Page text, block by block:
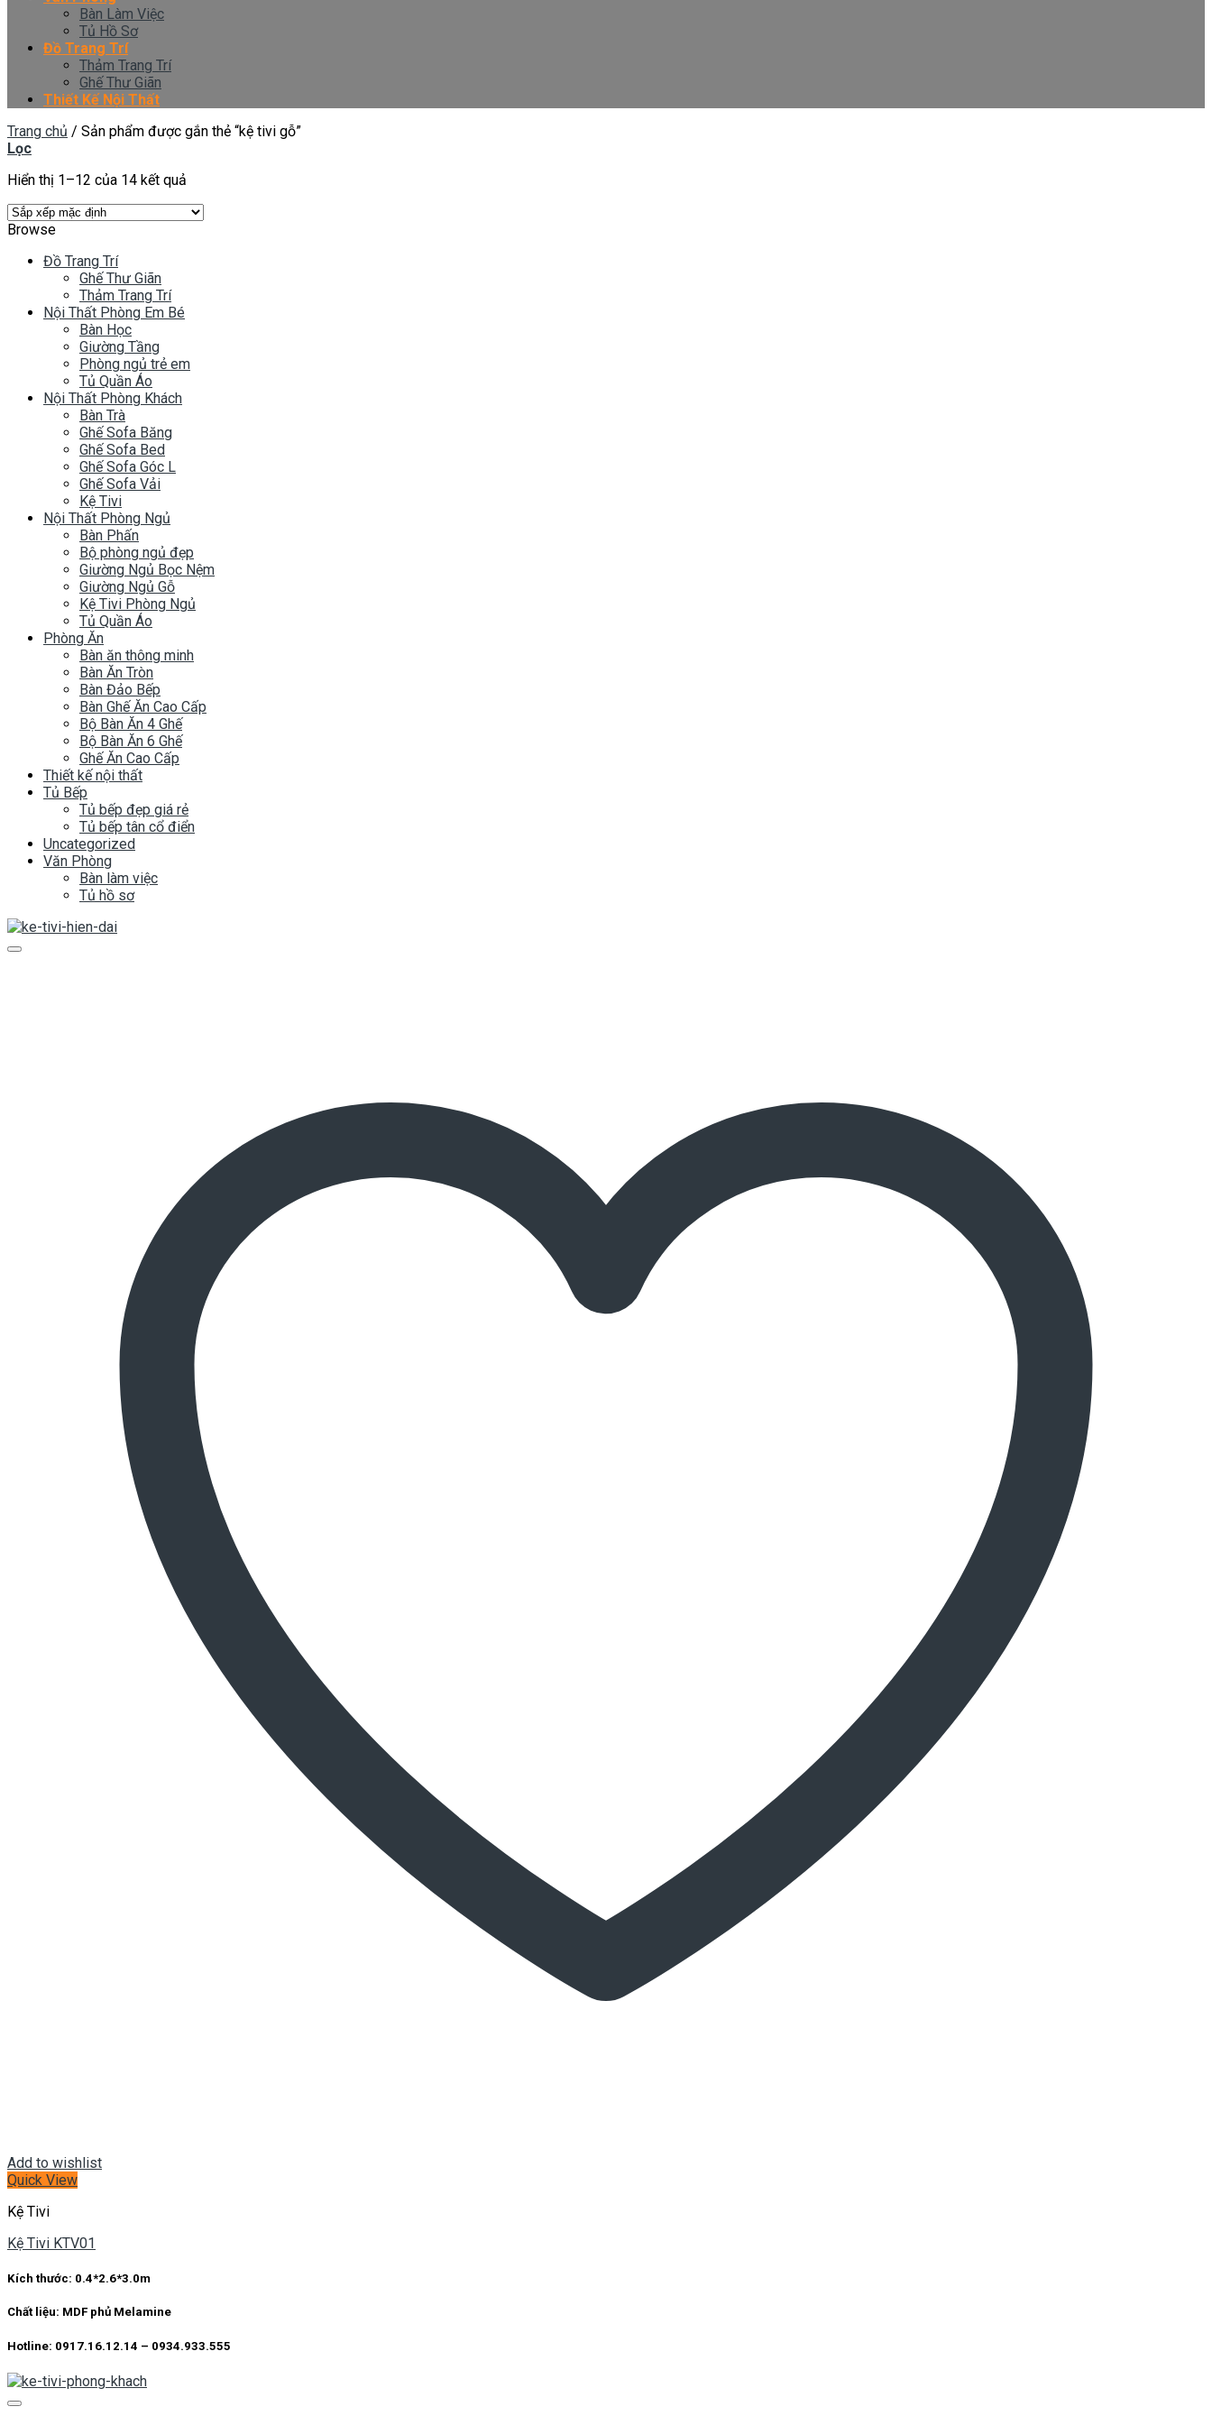
Bàn Làm Việc
Tủ Hồ Sơ
Đồ Trang Trí
Thảm Trang Trí
Ghế Thư Giãn
Thiết Kế Nội Thất
Trang chủ / Sản phẩm được gắn thẻ “kệ tivi gỗ”
Lọc
Hiển thị 1–12 của 14 kết quả
Browse
Đồ Trang Trí
Ghế Thư Giãn
Thảm Trang Trí
Nội Thất Phòng Em Bé
Bàn Học
Giường Tầng
Phòng ngủ trẻ em
Tủ Quần Áo
Nội Thất Phòng Khách
Bàn Trà
Ghế Sofa Băng
Ghế Sofa Bed
Ghế Sofa Góc L
Ghế Sofa Vải
Kệ Tivi
Nội Thất Phòng Ngủ
Bàn Phấn
Bộ phòng ngủ đẹp
Giường Ngủ Bọc Nệm
Giường Ngủ Gỗ
Kệ Tivi Phòng Ngủ
Tủ Quần Áo
Phòng Ăn
Bàn ăn thông minh
Bàn Ăn Tròn
Bàn Đảo Bếp
Bàn Ghế Ăn Cao Cấp
Bộ Bàn Ăn 4 Ghế
Bộ Bàn Ăn 6 Ghế
Ghế Ăn Cao Cấp
Thiết kế nội thất
Tủ Bếp
Tủ bếp đẹp giá rẻ
Tủ bếp tân cổ điển
Uncategorized
Văn Phòng
Bàn làm việc
Tủ hồ sơ
Add to wishlist
Quick View
Kệ Tivi
Kệ Tivi KTV01
Kích thước: 0.4*2.6*3.0m
Chất liệu: MDF phủ Melamine
Hotline: 0917.16.12.14 – 0934.933.555